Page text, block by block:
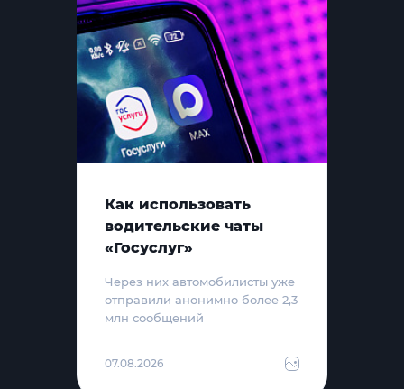
Как использовать
водительские чаты
«Госуслуг»
Через них автомобилисты уже
отправили анонимно более 2,3
млн сообщений
07.08.2026